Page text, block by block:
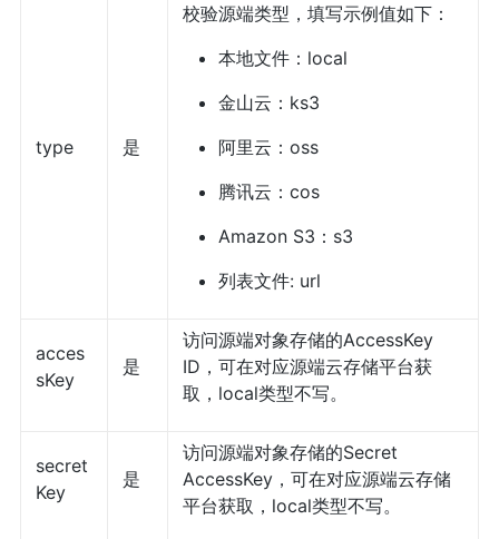
type 是
校验源端类型，填写示例值如下：
本地文件：local
金山云：ks3
阿里云：oss
腾讯云：cos
Amazon S3：s3
列表文件: url
acces
sKey
是
访问源端对象存储的AccessKey
ID，可在对应源端云存储平台获
取，local类型不写。
secret
Key
是
访问源端对象存储的Secret
AccessKey，可在对应源端云存储
平台获取，local类型不写。